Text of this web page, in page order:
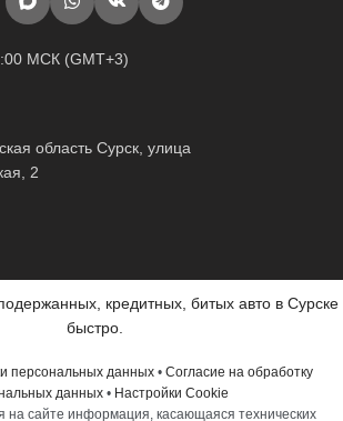
МСК (GMT+3)
область Сурск, улица
2
кредитных, битых авто в Сурске
быстро.
персональных данных• Согласие на обработку
данных • Настройки Cookie
на сайте информация, касающаяся технических